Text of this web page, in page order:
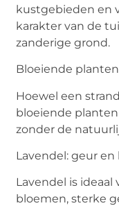
kustgebieden en
karakter van de
zanderige grond.
Bloeiende
Hoewel een
bloeiende
zonder de
Lavendel: geur
Lavendel is ideaal
bloemen, sterke